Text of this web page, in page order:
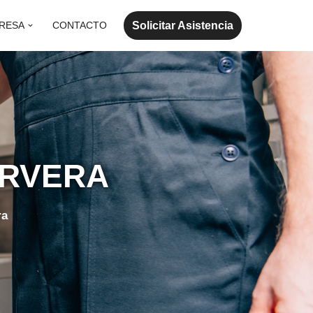
CONTACTO Solicitar Asistencia